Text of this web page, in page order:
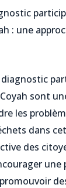
: une
diagnostic
sont
les
dans
des
une